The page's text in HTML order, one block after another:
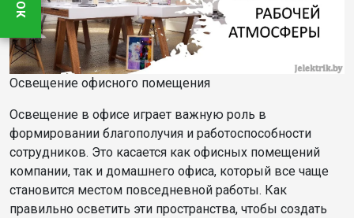
Освещение офисного помещения
Освещение в офисе играет важную роль в
формировании благополучия и работоспособности
сотрудников. Это касается как офисных помещений
компании, так и домашнего офиса, который все чаще
становится местом повседневной работы. Как
правильно осветить эти пространства, чтобы создать